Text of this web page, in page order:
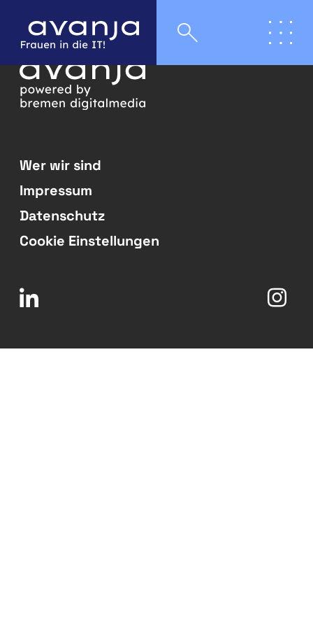
Wer wir sind
Impressum
Datenschutz
Cookie Einstellungen